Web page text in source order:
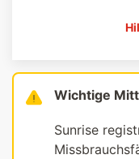
Wichtige
Sunrise